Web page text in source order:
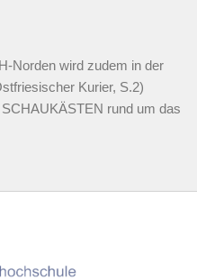
Norden wird zudem in der
Kurier, S.2)
rund um das